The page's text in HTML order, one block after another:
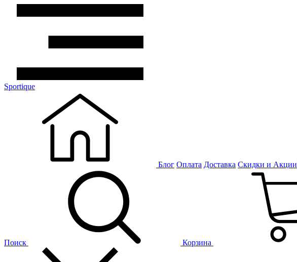
Sportique
Блог Оплата Доставка Скидки и Акции
Поиск Корзина